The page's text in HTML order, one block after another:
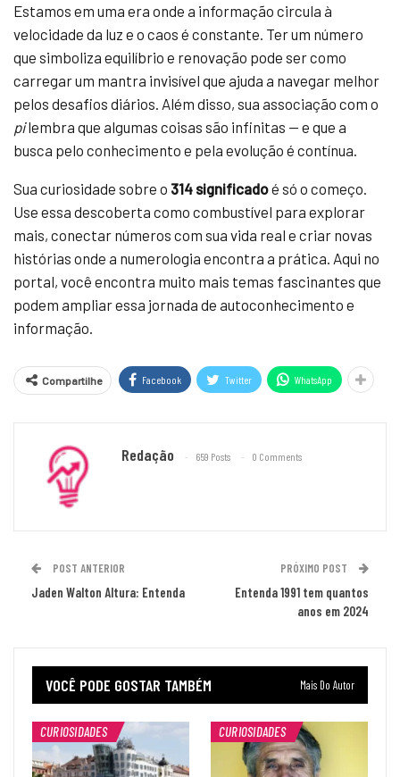
Estamos em uma era onde a informação circula à
velocidade da luz e o caos é constante. Ter um número
que simboliza equilíbrio e renovação pode ser como
carregar um mantra invisível que ajuda a navegar melhor
pelos desafios diários. Além disso, sua associação com o
pilembra que algumas coisas são infinitas — e que a
busca pelo conhecimento e pela evolução é contínua.
Sua curiosidade sobre o 314 significadoé só o começo.
Use essa descoberta como combustível para explorar
mais, conectar números com sua vida real e criar novas
histórias onde a numerologia encontra a prática. Aqui no
portal, você encontra muito mais temas fascinantes que
podem ampliar essa jornada de autoconhecimento e
informação.
Compartilhe Facebook Twitter WhatsApp
Redação 659 Posts 0 Comments
POST ANTERIOR
Jaden Walton Altura: Entenda
PRÓXIMO POST
Entenda 1991 tem quantos
anos em 2024
VOCÊ PODE GOSTAR TAMBÉM Mais Do Autor
CURIOSIDADES CURIOSIDADES